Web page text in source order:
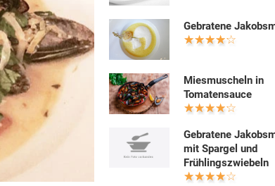
Gebratene
Miesmuscheln in
Tomatensauce
Gebratene
mit Spargel und
Frühlingszwiebeln